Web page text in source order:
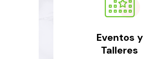
Eventos y
Talleres